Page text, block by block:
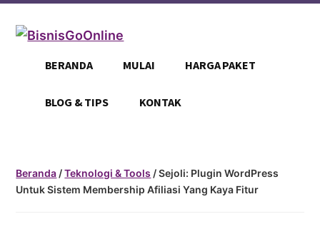
footer
Additional
menu
BisnisGoOnline
Makin
Online
BERANDA MULAI HARGA PAKET
BLOG & TIPS KONTAK
Beranda /Teknologi & Tools / Sejoli: Plugin WordPress
Untuk Sistem Membership Afiliasi Yang Kaya Fitur